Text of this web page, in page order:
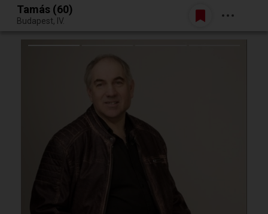
Egy jó randiból bármi lehet.
Belépés
Tamás (60)
Budapest, IV.